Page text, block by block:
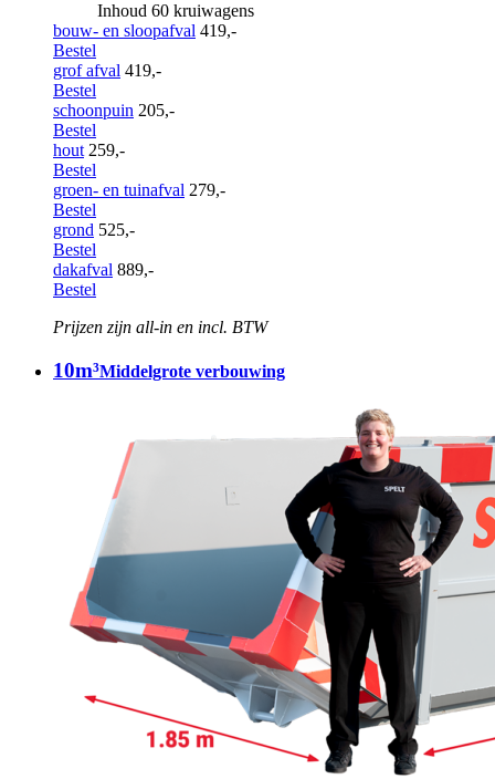
Inhoud 60 kruiwagens
bouw- en sloopafval 419,-
Bestel
grof afval 419,-
Bestel
schoonpuin 205,-
Bestel
hout 259,-
Bestel
groen- en tuinafval 279,-
Bestel
grond 525,-
Bestel
dakafval 889,-
Bestel
Prijzen zijn all-in en incl. BTW
10m³Middelgrote verbouwing